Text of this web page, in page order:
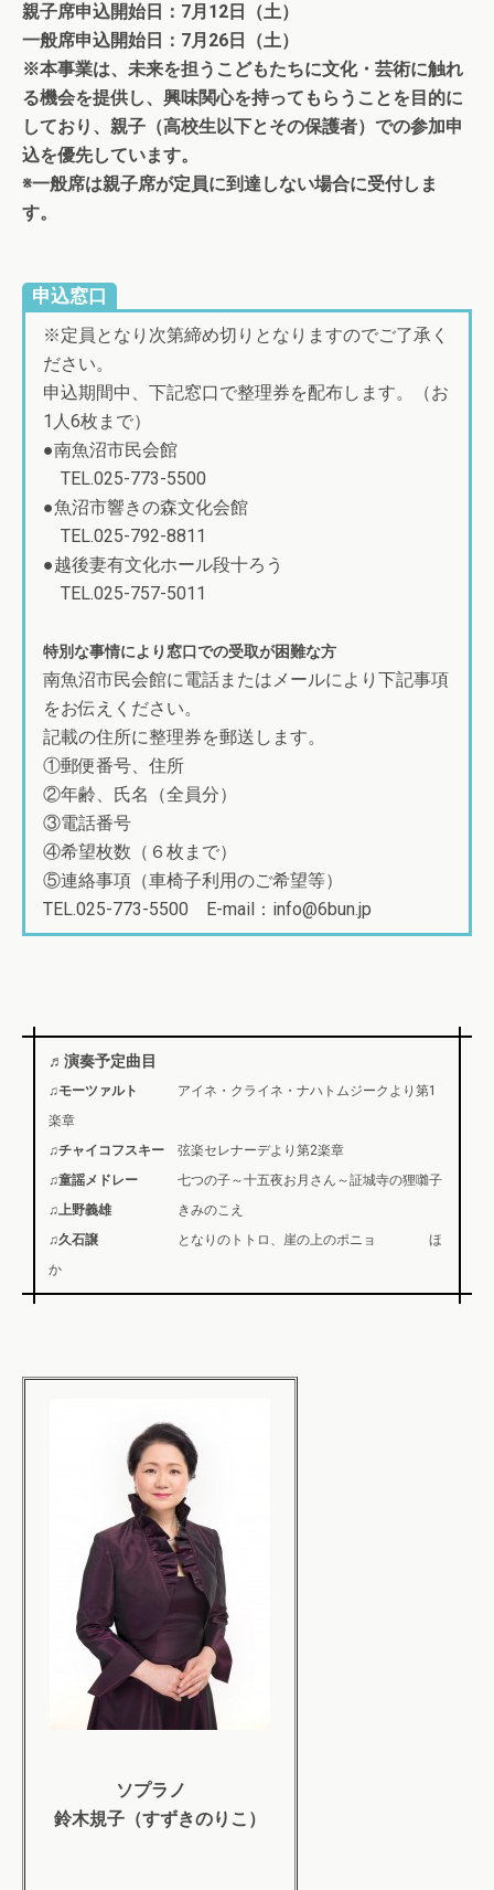
親子席申込開始日：7月12日（土）
一般席申込開始日：7月26日（土）
※本事業は、未来を担うこどもたちに文化・芸術に触れ
る機会を提供し、興味関心を持ってもらうことを目的に
しており、親子（高校生以下とその保護者）での参加申
込を優先しています。
※一般席は親子席が定員に到達しない場合に受付しま
す。
申込窓口
※定員となり次第締め切りとなりますのでご了承く
ださい。
申込期間中、下記窓口で整理券を配布します。（お
1人6枚まで）
●南魚沼市民会館
TEL.025-773-5500
●魚沼市響きの森文化会館
TEL.025-792-8811
●越後妻有文化ホール段十ろう
TEL.025-757-5011
特別な事情により窓口での受取が困難な方
南魚沼市民会館に電話またはメールにより下記事項
をお伝えください。
記載の住所に整理券を郵送します。
①郵便番号、住所
②年齢、氏名（全員分）
③電話番号
④希望枚数（６枚まで）
⑤連絡事項（車椅子利用のご希望等）
TEL.025-773-5500 E-mail：info@6bun.jp
♬演奏予定曲目
♫モーツァルト
アイネ・クライネ・ナハトムジークより第1
楽章
♫チャイコフスキー 弦楽セレナーデより第2楽章
♫童謡メドレー 七つの子～十五夜お月さん～証城寺の狸囃子
♫上野義雄 きみのこえ
♫久石譲 となりのトトロ、崖の上のポニョ ほ
か
ソプラノ
鈴木規子（すずきのりこ）